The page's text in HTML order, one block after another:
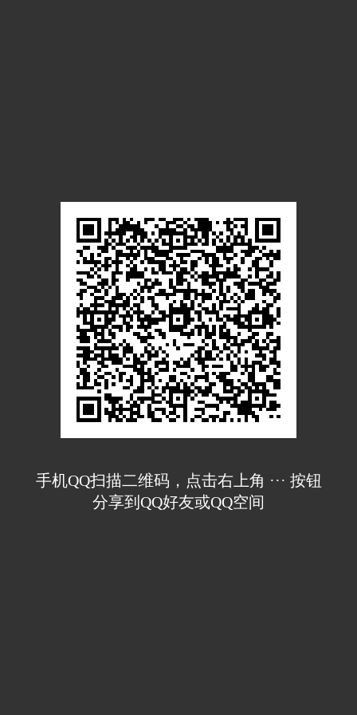
手机QQ扫描二维码，点击右上角 ··· 按钮
分享到QQ好友或QQ空间